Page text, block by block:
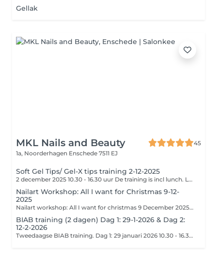
Gellak
MKL Nails and Beauty
45
1a, Noorderhagen Enschede 7511 EJ
Soft Gel Tips/ Gel-X tips training 2-12-2025
2 december 2025 10.30 - 16.30 uur De training is incl lunch. Let op! Het lesgeld dient uiterlijk 5 dagen na de boeking, volledig op de rekening van MKL Nails and Beauty te staan om de boeking definitief te maken. NL35 ABNA 0120 7583 34 T.n.v. MKL Nails Vergeet bij opmerkingen niet om de naam van de training en de naam van de cursist te vermelden. Voor meer info check onze website https://www.mkl-nails.nl/courses
Nailart Workshop: All I want for Christmas 9-12-
2025
Nailart workshop: All I want for christmas 9 December 2025 13.00 - 16.30 uur. Workshop is incl. drinken en wat lekkers. Let op! Het lesgeld dient uiterlijk 5 dagen na de boeking, volledig op de rekening van MKL Nails and Beauty te staan om de boeking definitief te maken. NL35 ABNA 0120 7583 34 T.n.v. MKL Nails Vergeet bij opmerkingen niet om de naam van de workshop en de naam van de cursist te vermelden.
BIAB training (2 dagen) Dag 1: 29-1-2026 & Dag 2:
12-2-2026
Tweedaagse BIAB training. Dag 1: 29 januari 2026 10.30 - 16.30 uur (model ZONDER product op de nagels) Dag 2: 12 februari 2026 10.30 - 16.30 uur (model MET uitgroei BIAB op de nagels) Training is incl. lunch. Let op! Het lesgeld dient uiterlijk 5 dagen na de boeking, volledig op de rekening van MKL Nails and Beauty te staan om de boeking definitief te maken. NL35 ABNA 0120 7583 34 T.n.v. MKL Nails Vergeet bij opmerkingen niet om de naam van de training en de naam van de cursist te vermelden. Voor meer info check onze website https://www.mkl-nails.nl/courses